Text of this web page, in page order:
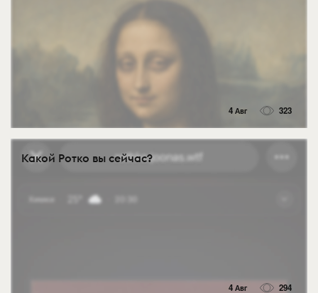
4 Авг 323
Какой Ротко вы сейчас?
4 Авг 294